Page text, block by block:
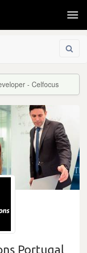
- Celfocus
Portugal